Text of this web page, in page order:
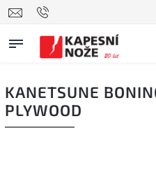
KANETSUNE
PLYWOOD